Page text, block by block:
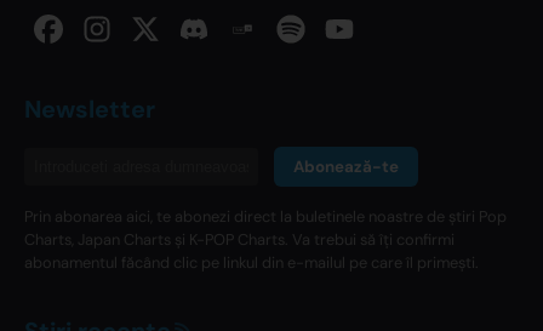
Newsletter
Abonează-te
Prin abonarea aici, te abonezi direct la buletinele noastre de știri Pop
Charts, Japan Charts și K-POP Charts. Va trebui să îți confirmi
abonamentul făcând clic pe linkul din e-mailul pe care îl primești.